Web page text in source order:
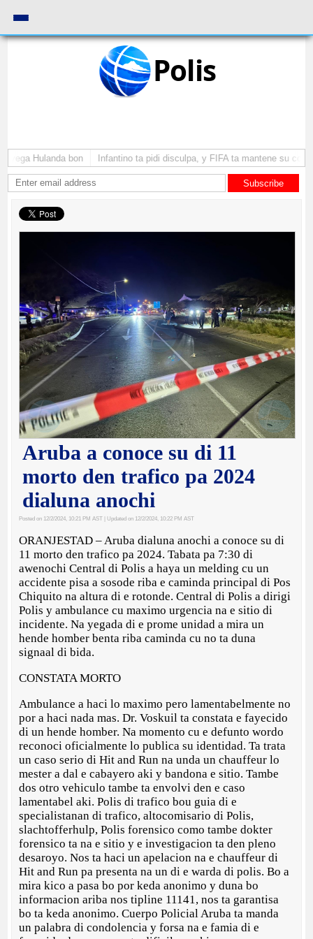
Polis
yega Hulanda bon Infantino ta pidi disculpa, y FIFA ta mantene su como
Subscribe
Aruba a conoce su di 11
morto den trafico pa 2024
dialuna anochi
Posted on 12/2/2024, 10:21 PM AST | Updated on 12/2/2024, 10:22 PM AST
ORANJESTAD – Aruba dialuna anochi a conoce su di
11 morto den trafico pa 2024. Tabata pa 7:30 di
awenochi Central di Polis a haya un melding cu un
accidente pisa a sosode riba e caminda principal di Pos
Chiquito na altura di e rotonde. Central di Polis a dirigi
Polis y ambulance cu maximo urgencia na e sitio di
incidente. Na yegada di e prome unidad a mira un
hende homber benta riba caminda cu no ta duna
signaal di bida.
CONSTATA MORTO
Ambulance a haci lo maximo pero lamentabelmente no
por a haci nada mas. Dr. Voskuil ta constata e fayecido
di un hende homber. Na momento cu e defunto wordo
reconoci oficialmente lo publica su identidad. Ta trata
un caso serio di Hit and Run na unda un chauffeur lo
mester a dal e cabayero aki y bandona e sitio. Tambe
dos otro vehiculo tambe ta envolvi den e caso
lamentabel aki. Polis di trafico bou guia di e
specialistanan di trafico, altocomisario di Polis,
slachtofferhulp, Polis forensico como tambe dokter
forensico ta na e sitio y e investigacion ta den pleno
desaroyo. Nos ta haci un apelacion na e chauffeur di
Hit and Run pa presenta na un di e warda di polis. Bo a
mira kico a pasa bo por keda anonimo y duna bo
informacion ariba nos tipline 11141, nos ta garantisa
bo ta keda anonimo. Cuerpo Policial Aruba ta manda
un palabra di condolencia y forsa na e famia di e